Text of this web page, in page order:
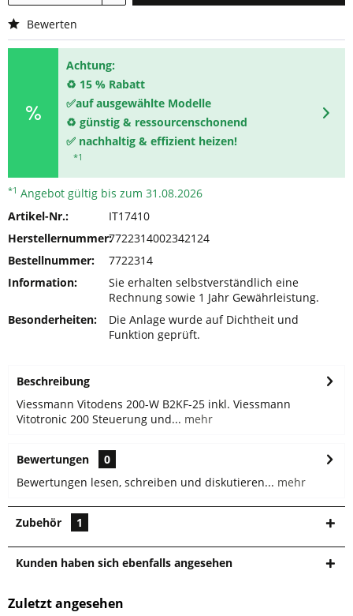
Bewerten
Achtung:
♻️ 15 % Rabatt
✅auf ausgewählte Modelle
♻️ günstig & ressourcenschonend
✅ nachhaltig & effizient heizen!
*1
*1 Angebot gültig bis zum 31.08.2026
Artikel-Nr.:
IT17410
Herstellernummer:7722314002342124
Bestellnummer:
7722314
Information:
Sie erhalten selbstverständlich eine
Rechnung sowie 1 Jahr Gewährleistung.
Besonderheiten:
Die Anlage wurde auf Dichtheit und
Funktion geprüft.
Beschreibung
Viessmann Vitodens 200-W B2KF-25 inkl. Viessmann
Vitotronic 200 Steuerung und... mehr
Bewertungen
0
Bewertungen lesen, schreiben und diskutieren... mehr
Zubehör 1
Kunden haben sich ebenfalls angesehen
Zuletzt angesehen